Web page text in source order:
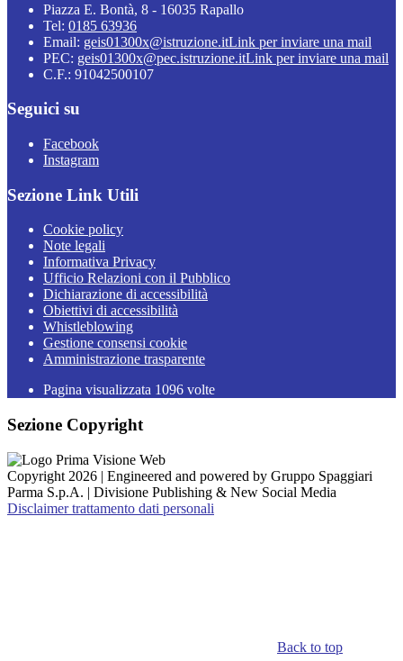
Piazza E. Bontà, 8 - 16035 Rapallo
Tel: 0185 63936
Email: geis01300x@istruzione.itLink per inviare una mail
PEC: geis01300x@pec.istruzione.itLink per inviare una mail
C.F.: 91042500107
Seguici su
Facebook
Instagram
Sezione Link Utili
Cookie policy
Note legali
Informativa Privacy
Ufficio Relazioni con il Pubblico
Dichiarazione di accessibilità
Obiettivi di accessibilità
Whistleblowing
Gestione consensi cookie
Amministrazione trasparente
Pagina visualizzata 1096 volte
Sezione Copyright
Copyright 2026 | Engineered and powered by Gruppo Spaggiari
Parma S.p.A. | Divisione Publishing & New Social Media
Disclaimer trattamento dati personali
Back to top